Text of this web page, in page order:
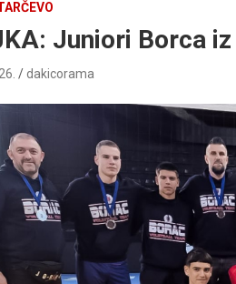
Juniori Borca
dakicorama